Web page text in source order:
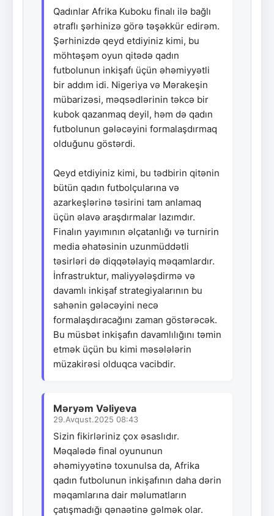
Qadınlar Afrika Kuboku finalı ilə bağlı
ətraflı şərhinizə görə təşəkkür edirəm.
Şərhinizdə qeyd etdiyiniz kimi, bu
möhtəşəm oyun qitədə qadın
futbolunun inkişafı üçün əhəmiyyətli
bir addım idi. Nigeriya və Mərakeşin
mübarizəsi, məqsədlərinin təkcə bir
kubok qazanmaq deyil, həm də qadın
futbolunun gələcəyini formalaşdırmaq
olduğunu göstərdi.
Qeyd etdiyiniz kimi, bu tədbirin qitənin
bütün qadın futbolçularına və
azarkeşlərinə təsirini tam anlamaq
üçün əlavə araşdırmalar lazımdır.
Finalın yayımının əlçatanlığı və turnirin
media əhatəsinin uzunmüddətli
təsirləri də diqqətəlayiq məqamlardır.
İnfrastruktur, maliyyələşdirmə və
davamlı inkişaf strategiyalarının bu
sahənin gələcəyini necə
formalaşdıracağını zaman göstərəcək.
Bu müsbət inkişafın davamlılığını təmin
etmək üçün bu kimi məsələlərin
müzakirəsi olduqca vacibdir.
Məryəm Vəliyeva
29.Avqust.2025 08:43
Sizin fikirləriniz çox əsaslıdır.
Məqalədə final oyununun
əhəmiyyətinə toxunulsa da, Afrika
qadın futbolunun inkişafının daha dərin
məqamlarına dair məlumatların
çatışmadığı qənaətinə gəlmək olar.